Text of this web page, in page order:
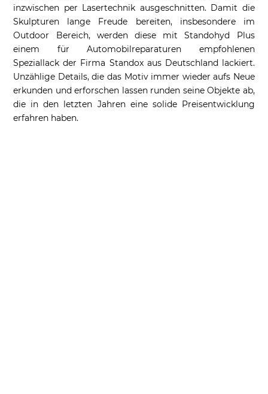
inzwischen per Lasertechnik ausgeschnitten. Damit die
Skulpturen lange Freude bereiten, insbesondere im
Outdoor Bereich, werden diese mit Standohyd Plus
einem für Automobilreparaturen empfohlenen
Speziallack der Firma Standox aus Deutschland lackiert.
Unzählige Details, die das Motiv immer wieder aufs Neue
erkunden und erforschen lassen runden seine Objekte ab,
die in den letzten Jahren eine solide Preisentwicklung
erfahren haben.